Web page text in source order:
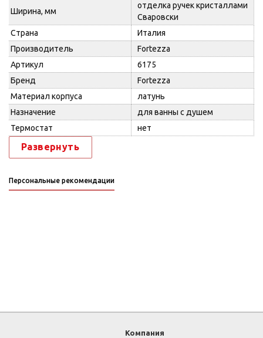
Ширина, мм
отделка ручек кристаллами
Сваровски
Страна
Италия
Производитель
Fortezza
Артикул
6175
Бренд
Fortezza
Материал корпуса
латунь
Назначение
для ванны с душем
Термостат
нет
Развернуть
Персональные рекомендации
Компания